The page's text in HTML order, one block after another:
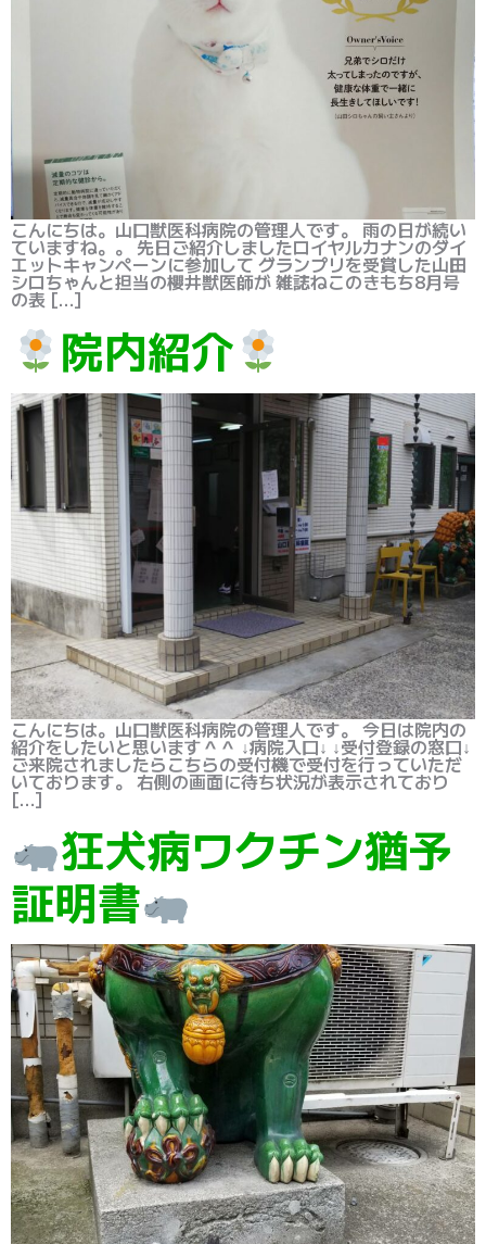
こんにちは。山口獣医科病院の管理人です。 雨の日が続い
ていますね。。 先日ご紹介しましたロイヤルカナンのダイ
エットキャンペーンに参加して グランプリを受賞した山田
シロちゃんと担当の櫻井獣医師が 雑誌ねこのきもち8月号
の表 […]
院内紹介
こんにちは。山口獣医科病院の管理人です。 今日は院内の
紹介をしたいと思います＾＾ ↓病院入口↓ ↓受付登録の窓口↓
ご来院されましたらこちらの受付機で受付を行っていただ
いております。 右側の画面に待ち状況が表示されており
[…]
狂犬病ワクチン猶予
証明書